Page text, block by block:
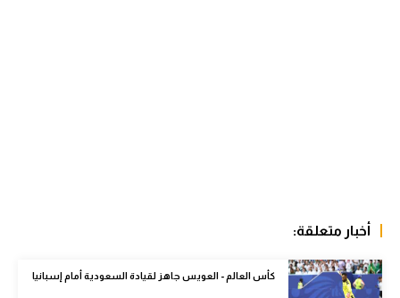
أقسام خاصة
ميركاتو
أخبار متعلقة:
كأس العالم - العويس جاهز لقيادة السعودية أمام إسبانيا